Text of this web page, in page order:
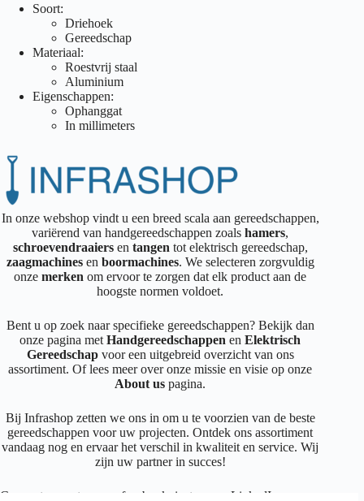
Soort:
Driehoek
Gereedschap
Materiaal:
Roestvrij staal
Aluminium
Eigenschappen:
Ophanggat
In millimeters
In onze webshop vindt u een breed scala aan gereedschappen,
variërend van handgereedschappen zoalshamers,
schroevendraaiersen tangen tot elektrisch gereedschap,
zaagmachines en boormachines. We selecteren zorgvuldig
onzemerkenom ervoor te zorgen dat elk product aan de
hoogste normen voldoet.
Bent u op zoek naar specifieke gereedschappen? Bekijk dan
onze pagina metHandgereedschappen enElektrisch
Gereedschapvoor een uitgebreid overzicht van ons
assortiment. Of lees meer over onze missie en visie op onze
About us pagina.
Bij Infrashop zetten we ons in om u te voorzien van de beste
gereedschappen voor uw projecten. Ontdek ons assortiment
vandaag nog en ervaar het verschil in kwaliteit en service. Wij
zijn uw partner in succes!
Connecteer met ons op facebook instagram LinkedIn